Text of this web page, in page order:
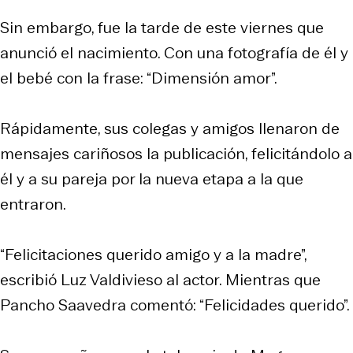
Sin embargo, fue la tarde de este viernes que
anunció el nacimiento. Con una fotografía de él y
el bebé con la frase: “Dimensión amor”.
Rápidamente, sus colegas y amigos llenaron de
mensajes cariñosos la publicación, felicitándolo a
él y a su pareja por la nueva etapa a la que
entraron.
“Felicitaciones querido amigo y a la madre”,
escribió Luz Valdivieso al actor. Mientras que
Pancho Saavedra comentó: “Felicidades querido”.